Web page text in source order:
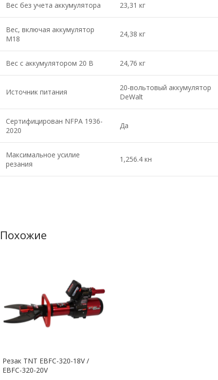
Вес без учета аккумулятора 23,31 кг
Вес, включая аккумулятор
M18
24,38 кг
Вес с аккумулятором 20 В 24,76 кг
Источник питания
20-вольтовый аккумулятор
DeWalt
Сертифицирован NFPA 1936-
2020
Да
Максимальное усилие
резания
1,256.4 кн
Похожие
Резак TNT EBFC-320-18V /
EBFC-320-20V